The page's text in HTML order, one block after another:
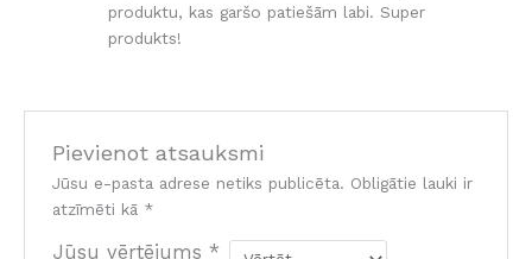
produktu, kas garšo patiešām labi. Super
produkts!
Pievienot atsauksmi
Jūsu e-pasta adrese netiks publicēta. Obligātie lauki ir
atzīmēti kā *
Jūsu vērtējums *